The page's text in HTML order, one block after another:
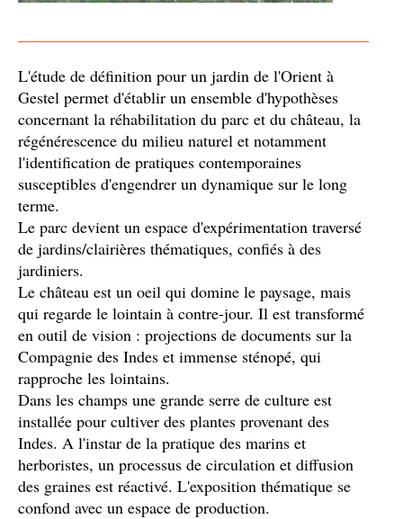
L'étude de définition pour un jardin de l'Orient à
Gestel permet d'établir un ensemble d'hypothèses
concernant la réhabilitation du parc et du château, la
régénérescence du milieu naturel et notamment
l'identification de pratiques contemporaines
susceptibles d'engendrer un dynamique sur le long
terme.
Le parc devient un espace d'expérimentation traversé
de jardins/clairières thématiques, confiés à des
jardiniers.
Le château est un oeil qui domine le paysage, mais
qui regarde le lointain à contre-jour. Il est transformé
en outil de vision : projections de documents sur la
Compagnie des Indes et immense sténopé, qui
rapproche les lointains.
Dans les champs une grande serre de culture est
installée pour cultiver des plantes provenant des
Indes. A l'instar de la pratique des marins et
herboristes, un processus de circulation et diffusion
des graines est réactivé. L'exposition thématique se
confond avec un espace de production.